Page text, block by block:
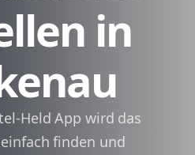
in
Held App wird das
finden und